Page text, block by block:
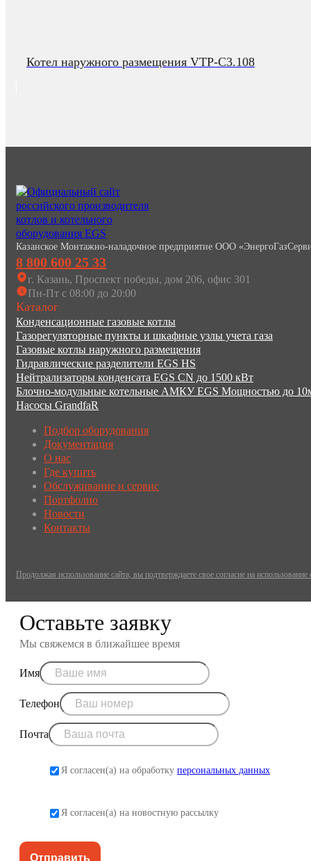
Котел наружного размещения VTP-C3.108
Казанское Монтажно-наладочное предприятие ООО
8 800 600 25 33
г. Казань, Проспект победы, дом 206, офис 301
Пн-Пт с 08:00 до 20:00
Каталог
Конденсационные газовые котлы
Газорегуляторные пункты и шкафные узлы учета газа
Газовые котлы наружного размещения
Гидравлические разделители EGS HS
Нейтрализаторы конденсата EGS CN до 1500 кВт
Блочно-модульные котельные АМКУ EGS Мощностью до
Насосы GrandfaR
Подбор оборудования
Документация
О нас
Где купить
Обслуживание и сервис
Портфолио
Новости
Контакты
Продолжая использование сайта, вы подтверждаете свое согласие на
Оставьте заявку
Мы свяжемся в ближайшее время
Имя
Телефон
Почта
Я согласен(а) на обработку персональных данных
Я согласен(а) на новостную рассылку
Отправить